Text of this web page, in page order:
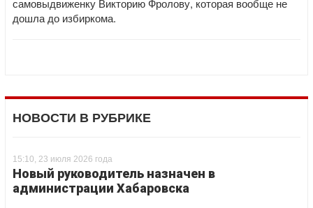
самовыдвиженку Викторию Фролову, которая вообще не
дошла до избиркома.
НОВОСТИ В РУБРИКЕ
15:10, 23 июля 2026 года
Новый руководитель назначен в
администрации Хабаровска